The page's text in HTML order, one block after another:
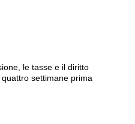
le tasse e il diritto
settimane prima